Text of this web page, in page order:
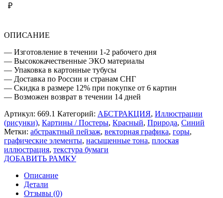
₽
ОПИСАНИЕ
— Изготовление в течении 1-2 рабочего дня
— Высококачественные ЭКО материалы
— Упаковка в картонные тубусы
— Доставка по России и странам СНГ
— Скидка в размере 12% при покупке от 6 картин
— Возможен возврат в течении 14 дней
Артикул: 669.1 Категорий: АБСТРАКЦИЯ, Иллюстрации
(рисунки), Картины / Постеры, Красный, Природа, Синий
Метки: абстрактный пейзаж, векторная графика, горы,
графические элементы, насыщенные тона, плоская
иллюстрация, текстура бумаги
ДОБАВИТЬ РАМКУ
Описание
Детали
Отзывы (0)